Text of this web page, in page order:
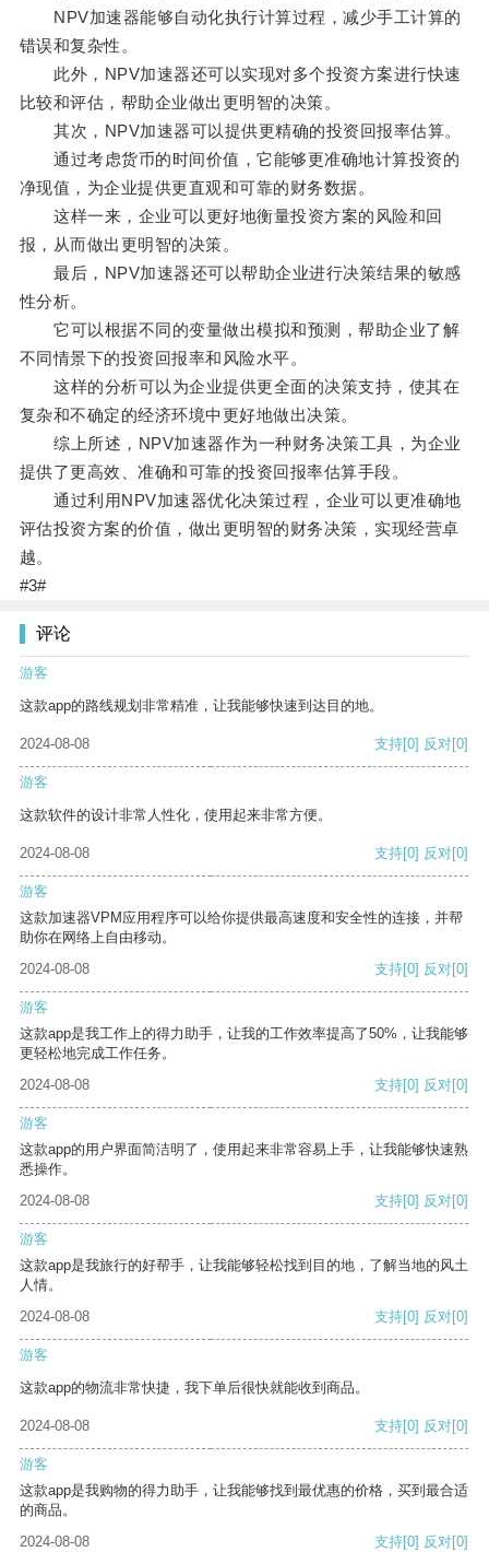
NPV加速器能够自动化执行计算过程，减少手工计算的
错误和复杂性。
此外，NPV加速器还可以实现对多个投资方案进行快速
比较和评估，帮助企业做出更明智的决策。
其次，NPV加速器可以提供更精确的投资回报率估算。
通过考虑货币的时间价值，它能够更准确地计算投资的
净现值，为企业提供更直观和可靠的财务数据。
这样一来，企业可以更好地衡量投资方案的风险和回
报，从而做出更明智的决策。
最后，NPV加速器还可以帮助企业进行决策结果的敏感
性分析。
它可以根据不同的变量做出模拟和预测，帮助企业了解
不同情景下的投资回报率和风险水平。
这样的分析可以为企业提供更全面的决策支持，使其在
复杂和不确定的经济环境中更好地做出决策。
综上所述，NPV加速器作为一种财务决策工具，为企业
提供了更高效、准确和可靠的投资回报率估算手段。
通过利用NPV加速器优化决策过程，企业可以更准确地
评估投资方案的价值，做出更明智的财务决策，实现经营卓
越。
#3#
评论
游客
这款app的路线规划非常精准，让我能够快速到达目的地。
2024-08-08 支持[0] 反对[0]
游客
这款软件的设计非常人性化，使用起来非常方便。
2024-08-08 支持[0] 反对[0]
游客
这款加速器VPM应用程序可以给你提供最高速度和安全性的连接，并帮
助你在网络上自由移动。
2024-08-08
支持[0] 反对[0]
游客
这款app是我工作上的得力助手，让我的工作效率提高了50%，让我能够
更轻松地完成工作任务。
2024-08-08
支持[0] 反对[0]
游客
这款app的用户界面简洁明了，使用起来非常容易上手，让我能够快速熟
悉操作。
2024-08-08
支持[0] 反对[0]
游客
这款app是我旅行的好帮手，让我能够轻松找到目的地，了解当地的风土
人情。
2024-08-08
支持[0] 反对[0]
游客
这款app的物流非常快捷，我下单后很快就能收到商品。
2024-08-08 支持[0] 反对[0]
游客
这款app是我购物的得力助手，让我能够找到最优惠的价格，买到最合适
的商品。
2024-08-08
支持[0] 反对[0]